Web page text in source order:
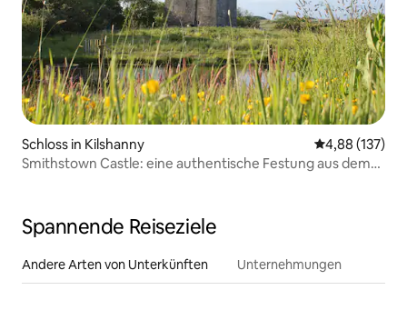
Schloss in Kilshanny
4,88 (137)
Smithstown Castle: eine authentische Festung aus dem
Spannende Reiseziele
Andere Arten von Unterkünften Unternehmungen